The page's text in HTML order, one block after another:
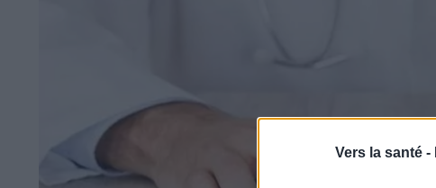
Vers la santé -